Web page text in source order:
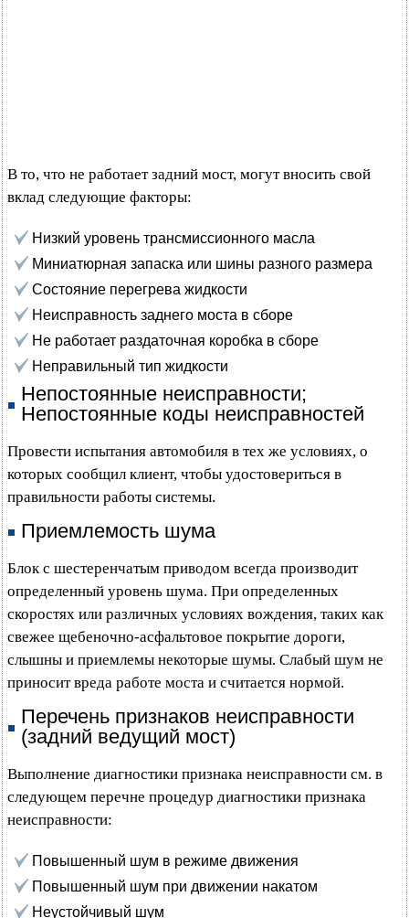
В то, что не работает задний мост, могут вносить свой
вклад следующие факторы:
Низкий уровень трансмиссионного масла
Миниатюрная запаска или шины разного размера
Состояние перегрева жидкости
Неисправность заднего моста в сборе
Не работает раздаточная коробка в сборе
Неправильный тип жидкости
Непостоянные неисправности;
Непостоянные коды неисправностей
Провести испытания автомобиля в тех же условиях, о
которых сообщил клиент, чтобы удостовериться в
правильности работы системы.
Приемлемость шума
Блок с шестеренчатым приводом всегда производит
определенный уровень шума. При определенных
скоростях или различных условиях вождения, таких как
свежее щебеночно-асфальтовое покрытие дороги,
слышны и приемлемы некоторые шумы. Слабый шум не
приносит вреда работе моста и считается нормой.
Перечень признаков неисправности
(задний ведущий мост)
Выполнение диагностики признака неисправности см. в
следующем перечне процедур диагностики признака
неисправности:
Повышенный шум в режиме движения
Повышенный шум при движении накатом
Неустойчивый шум